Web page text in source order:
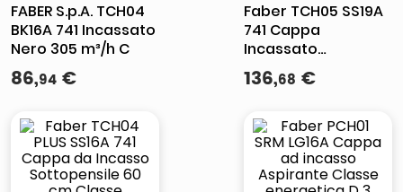
FABER S.p.A. TCH04
BK16A 741 Incassato
Nero 305 m³/h C
86,94 €
Faber TCH05 SS19A
741 Cappa
Incassato
Aspirante Classe
Energetica D
velocita' Portata
285m³-h 90 cm
Acciaio Inossidabile
300.0557.495
136,68 €